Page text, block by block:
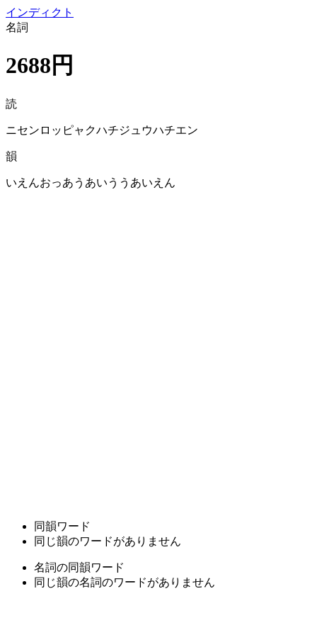
インディクト
名詞
2688円
読
ニセンロッピャクハチジュウハチエン
韻
いえんおっあうあいううあいえん
同韻ワード
同じ韻のワードがありません
名詞の同韻ワード
同じ韻の名詞のワードがありません